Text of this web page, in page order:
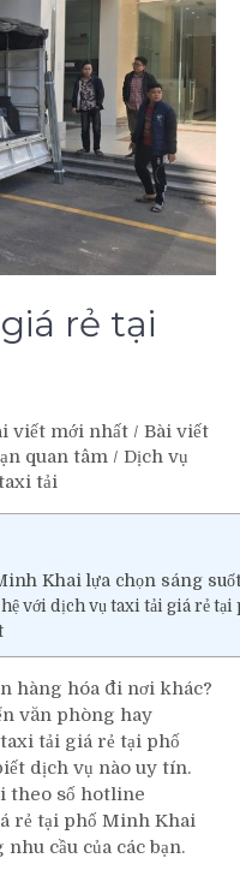
rẻ tại
viết mới nhất / Bài viết
quan tâm / Dịch vụ
tải
Khai lựa chọn sáng
với dịch vụ taxi tải giá rẻ
hàng hóa đi nơi khác?
văn phòng hay
tải giá rẻ tại phố
dịch vụ nào uy tín.
theo số hotline
rẻ tại phố Minh Khai
cầu của các bạn.